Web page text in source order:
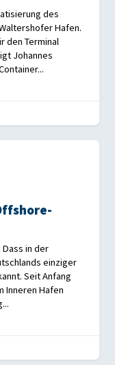
des
Hafen.
den Terminal
Johannes
Dass in der
einziger
Seit Anfang
Inneren Hafen